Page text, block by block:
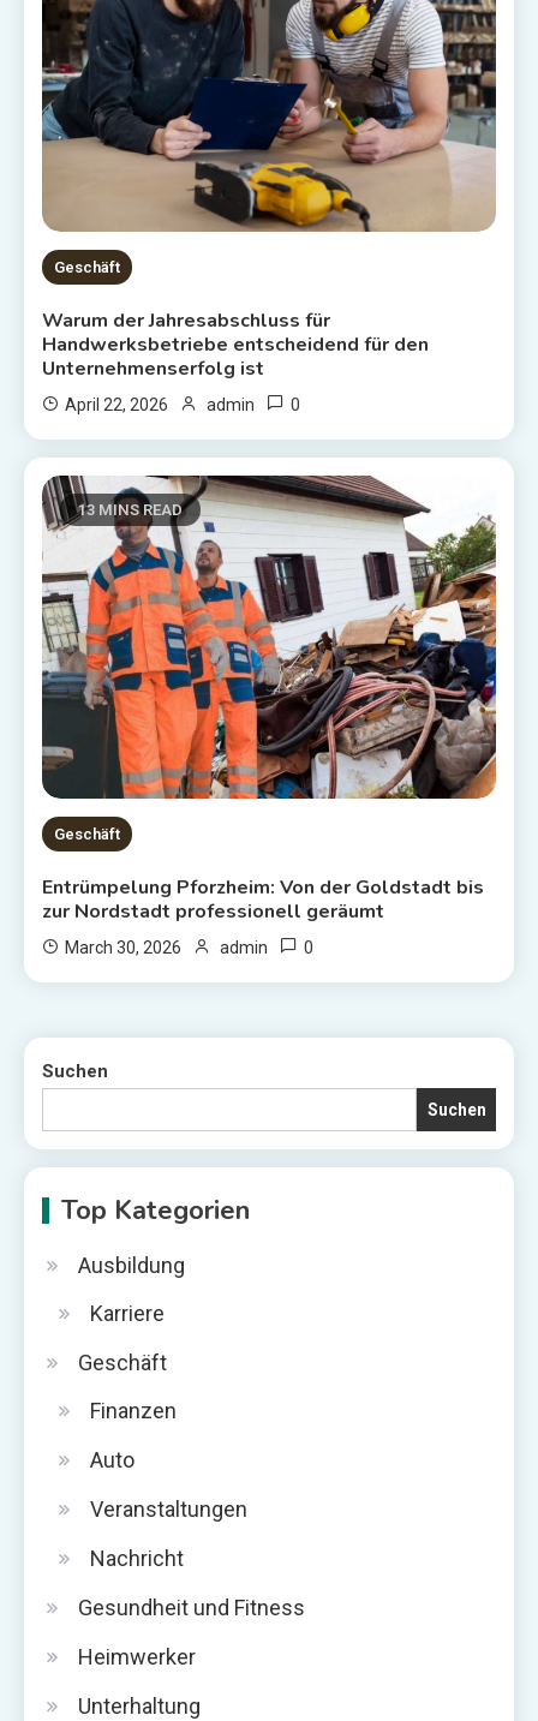
Geschäft
Warum der Jahresabschluss für
Handwerksbetriebe entscheidend für den
Unternehmenserfolg ist
April 22, 2026 admin 0
13 MINS READ
Geschäft
Entrümpelung Pforzheim: Von der Goldstadt bis
zur Nordstadt professionell geräumt
March 30, 2026 admin 0
Suchen
Suchen
Top Kategorien
Ausbildung
Karriere
Geschäft
Finanzen
Auto
Veranstaltungen
Nachricht
Gesundheit und Fitness
Heimwerker
Unterhaltung